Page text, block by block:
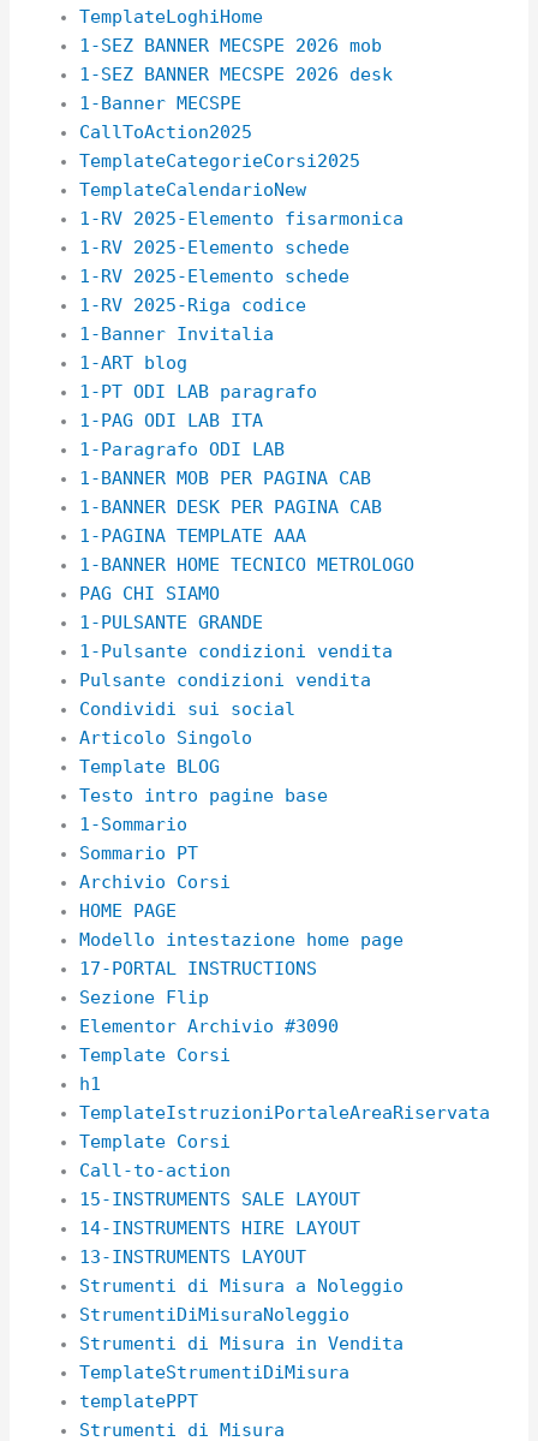
TemplateLoghiHome
1-SEZ BANNER MECSPE 2026 mob
1-SEZ BANNER MECSPE 2026 desk
1-Banner MECSPE
CallToAction2025
TemplateCategorieCorsi2025
TemplateCalendarioNew
1-RV 2025-Elemento fisarmonica
1-RV 2025-Elemento schede
1-RV 2025-Elemento schede
1-RV 2025-Riga codice
1-Banner Invitalia
1-ART blog
1-PT ODI LAB paragrafo
1-PAG ODI LAB ITA
1-Paragrafo ODI LAB
1-BANNER MOB PER PAGINA CAB
1-BANNER DESK PER PAGINA CAB
1-PAGINA TEMPLATE AAA
1-BANNER HOME TECNICO METROLOGO
PAG CHI SIAMO
1-PULSANTE GRANDE
1-Pulsante condizioni vendita
Pulsante condizioni vendita
Condividi sui social
Articolo Singolo
Template BLOG
Testo intro pagine base
1-Sommario
Sommario PT
Archivio Corsi
HOME PAGE
Modello intestazione home page
17-PORTAL INSTRUCTIONS
Sezione Flip
Elementor Archivio #3090
Template Corsi
h1
TemplateIstruzioniPortaleAreaRiservata
Template Corsi
Call-to-action
15-INSTRUMENTS SALE LAYOUT
14-INSTRUMENTS HIRE LAYOUT
13-INSTRUMENTS LAYOUT
Strumenti di Misura a Noleggio
StrumentiDiMisuraNoleggio
Strumenti di Misura in Vendita
TemplateStrumentiDiMisura
templatePPT
Strumenti di Misura